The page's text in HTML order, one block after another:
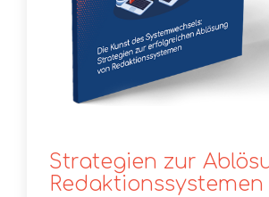
Strategien zur
Redaktions­systemen